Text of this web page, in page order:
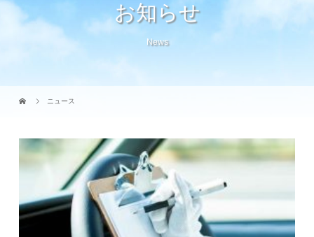
お知らせ
News
ニュース